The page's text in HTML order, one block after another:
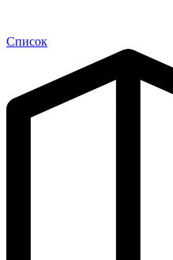
Список